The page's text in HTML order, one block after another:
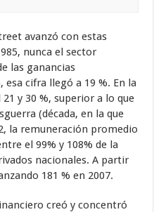
avanzó con estas
nunca el sector
las ganancias
cifra llegó a 19 %. En la
y 30 %, superior a lo que
(década, en la que
la remuneración promedio
el 99% y 108% de la
nacionales. A partir
181 % en 2007.
creó y concentró